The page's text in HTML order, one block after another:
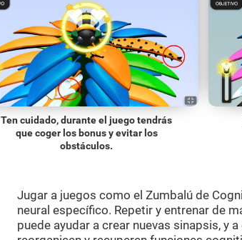
Ten cuidado, durante el juego tendrás
que coger los bonus y evitar los
obstáculos.
Jugar a juegos como el Zumbalú de
neural específico. Repetir y entrenar de
puede ayudar a crear nuevas sinapsis, y